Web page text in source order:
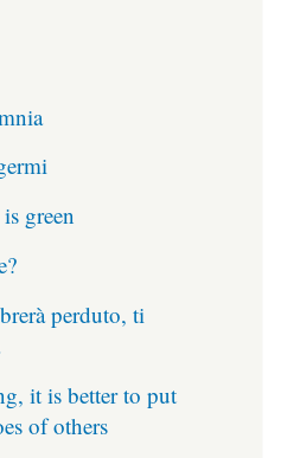
green
perduto, ti
it is better to put
of others